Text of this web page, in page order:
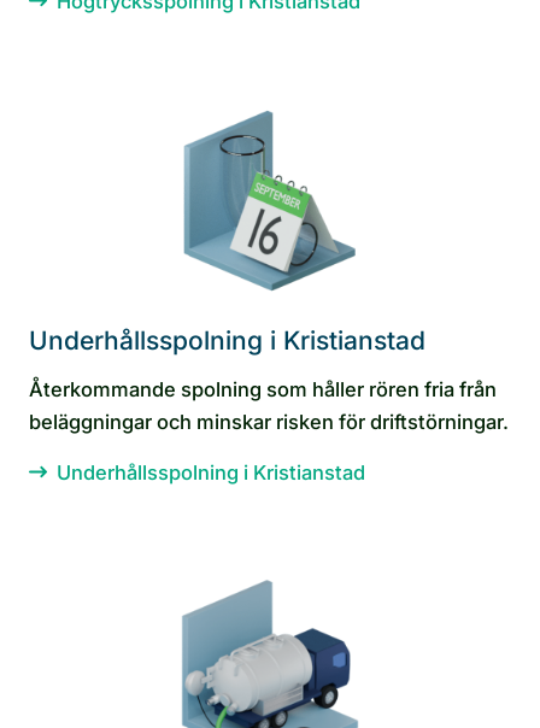
Underhållsspolning i Kristianstad
Återkommande spolning som håller rören fria från
beläggningar och minskar risken för driftstörningar.
Underhållsspolning i Kristianstad